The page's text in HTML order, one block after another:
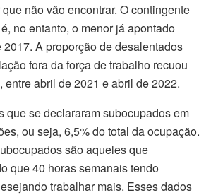
não vão encontrar. O contingente
no entanto, o menor já apontado
A proporção de desalentados
fora da força de trabalho recuou
entre abril de 2021 e abril de 2022.
que se declararam subocupados em
ou seja, 6,5% do total da ocupação.
são aqueles que
que 40 horas semanais tendo
trabalhar mais. Esses dados